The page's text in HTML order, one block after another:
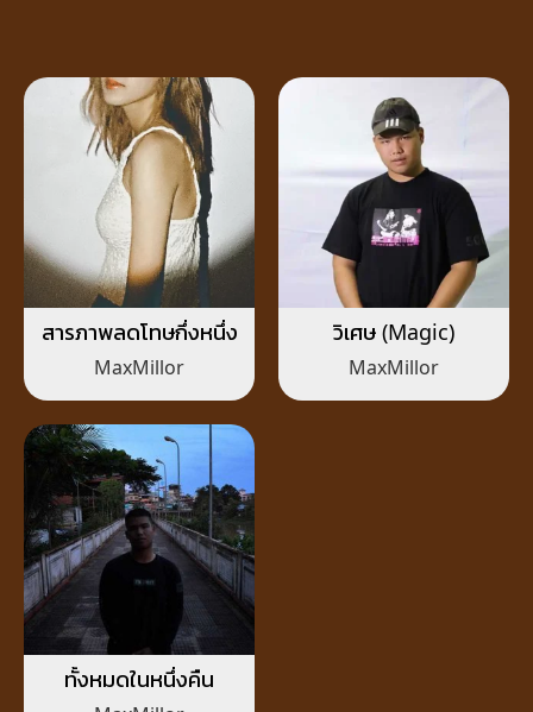
สารภาพลดโทษกึ่งหนึ่ง
MaxMillor
วิเศษ (Magic)
MaxMillor
ทั้งหมดในหนึ่งคืน